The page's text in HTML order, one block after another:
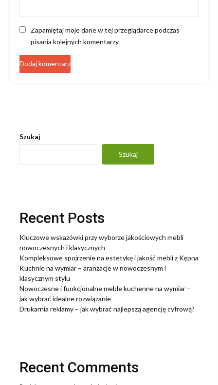
Zapamiętaj moje dane w tej przeglądarce podczas
pisania kolejnych komentarzy.
Szukaj
Szukaj
Recent Posts
Kluczowe wskazówki przy wyborze jakościowych mebli
nowoczesnych i klasycznych
Kompleksowe spojrzenie na estetykę i jakość mebli z Kępna
Kuchnie na wymiar – aranżacje w nowoczesnym i
klasycznym stylu
Nowoczesne i funkcjonalne meble kuchenne na wymiar –
jak wybrać idealne rozwiązanie
Drukarnia reklamy – jak wybrać najlepszą agencję cyfrową?
Recent Comments